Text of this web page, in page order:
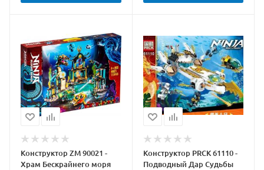
Конструктор ZM 90021 -
Храм Бескрайнего моря
Конструктор PRCK 61110 -
Подводный Дар Судьбы